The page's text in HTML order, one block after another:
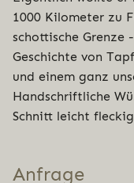
1000 Kilometer zu
schottische Grenze
Geschichte von
und einem ganz
Handschriftliche
Schnitt leicht fleckig
Anfrage